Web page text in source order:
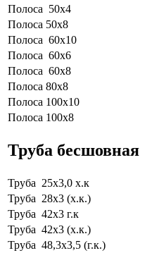
Полоса 50х4
Полоса 50х8
Полоса 60х10
Полоса 60х6
Полоса 60х8
Полоса 80х8
Полоса 100х10
Полоса 100х8
Труба бесшовная
Труба 25х3,0 х.к
Труба 28х3 (х.к.)
Труба 42х3 г.к
Труба 42х3 (х.к.)
Труба 48,3х3,5 (г.к.)